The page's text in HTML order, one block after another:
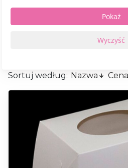
Sortuj według: Nazwa Cena